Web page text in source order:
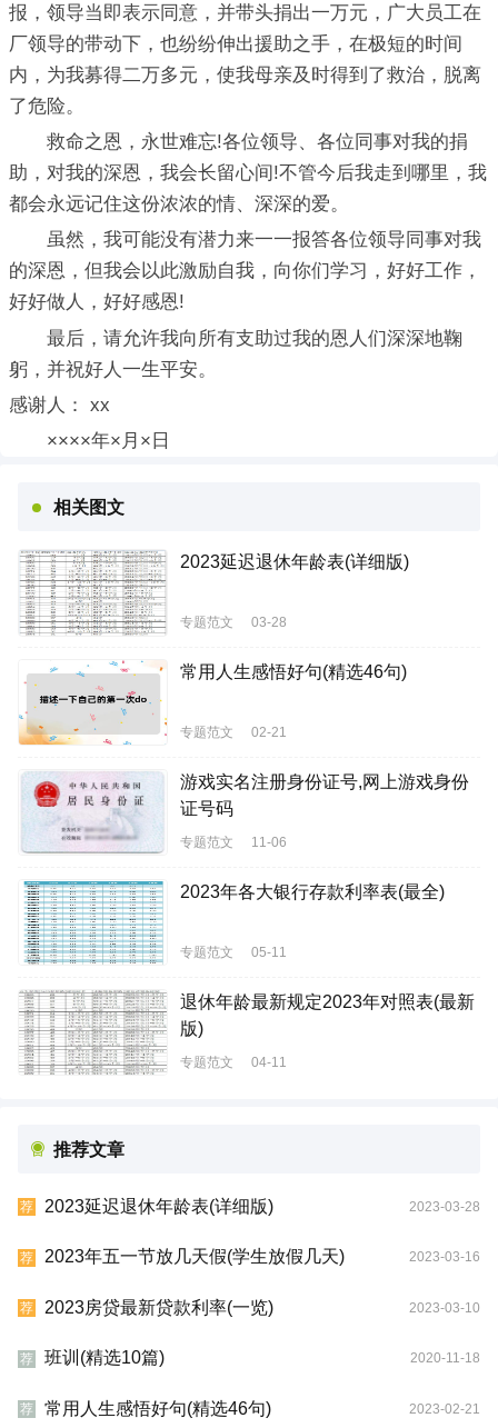
报，领导当即表示同意，并带头捐出一万元，广大员工在
厂领导的带动下，也纷纷伸出援助之手，在极短的时间
内，为我募得二万多元，使我母亲及时得到了救治，脱离
了危险。
救命之恩，永世难忘!各位领导、各位同事对我的捐
助，对我的深恩，我会长留心间!不管今后我走到哪里，我
都会永远记住这份浓浓的情、深深的爱。
虽然，我可能没有潜力来一一报答各位领导同事对我
的深恩，但我会以此激励自我，向你们学习，好好工作，
好好做人，好好感恩!
最后，请允许我向所有支助过我的恩人们深深地鞠
躬，并祝好人一生平安。
感谢人： xx
××××年×月×日
相关图文
2023延迟退休年龄表(详细版)
专题范文 03-28
常用人生感悟好句(精选46句)
专题范文 02-21
游戏实名注册身份证号,网上游戏身份
证号码
专题范文 11-06
2023年各大银行存款利率表(最全)
专题范文 05-11
退休年龄最新规定2023年对照表(最新
版)
专题范文 04-11
推荐文章
荐 2023延迟退休年龄表(详细版) 2023-03-28
荐 2023年五一节放几天假(学生放假几天) 2023-03-16
荐 2023房贷最新贷款利率(一览) 2023-03-10
荐 班训(精选10篇) 2020-11-18
荐 常用人生感悟好句(精选46句) 2023-02-21